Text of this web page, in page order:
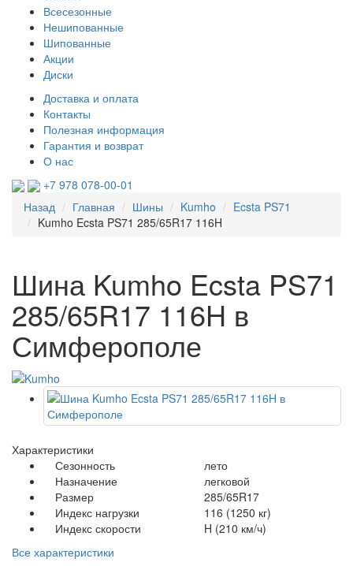
Всесезонные
Нешипованные
Шипованные
Акции
Диски
Доставка и оплата
Контакты
Полезная информация
Гарантия и возврат
О нас
+7 978 078-00-01
Назад
Главная Шины Kumho
Ecsta PS71
Kumho Ecsta PS71 285/65R17 116H
Шина Kumho Ecsta PS71
285/65R17 116H в
Симферополе
Характеристики
Сезонность
лето
Назначение
легковой
Размер
285/65R17
Индекс нагрузки
116 (1250 кг)
Индекс скорости
H (210 км/ч)
Все характеристики